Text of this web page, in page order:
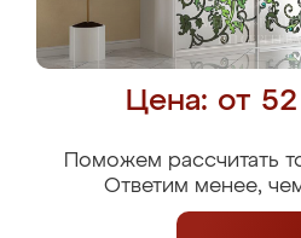
Цена: от
Поможем рассчитать
Ответим менее,